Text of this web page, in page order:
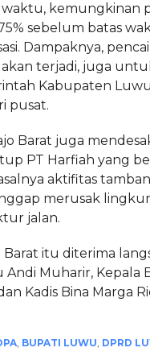
kemungkinan
sebelum batas
Dampaknya,
terjadi, juga
Kabupaten
pusat.
Barat juga
PT Harfiah yang
aktifitas
merusak
jalan.
Barat itu diterima
Andi Muharir, Kepala
Kadis Bina Marga
, BUPATI LUWU, DPRD